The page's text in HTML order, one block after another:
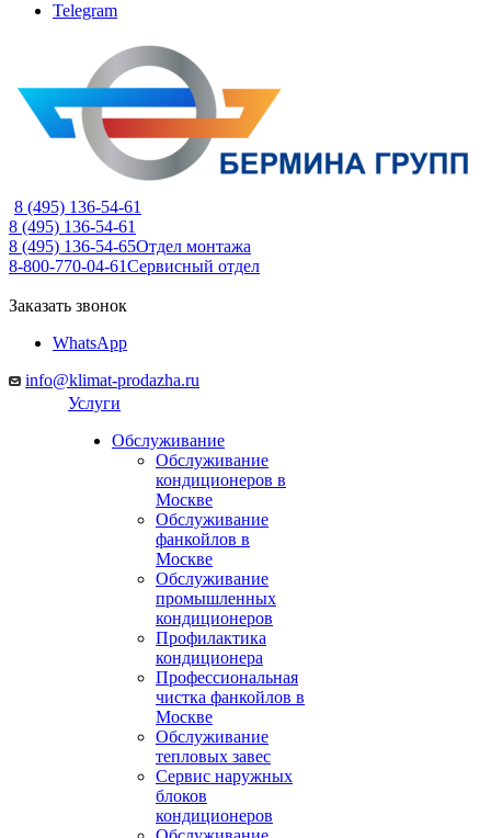
Telegram
8 (495) 136-54-61
8 (495) 136-54-61
8 (495) 136-54-65Отдел монтажа
8-800-770-04-61Сервисный отдел
Заказать звонок
WhatsApp
info@klimat-prodazha.ru
Услуги
Обслуживание
Обслуживание
кондиционеров в
Москве
Обслуживание
фанкойлов в
Москве
Обслуживание
промышленных
кондиционеров
Профилактика
кондиционера
Профессиональная
чистка фанкойлов в
Москве
Обслуживание
тепловых завес
Сервис наружных
блоков
кондиционеров